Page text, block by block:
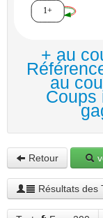
+ au
au
Coups
Retour
Résultats des